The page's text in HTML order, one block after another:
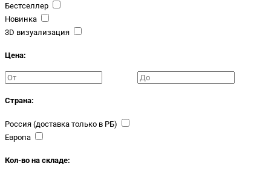
Бестселлер
Новинка
3D визуализация
Цена:
Страна:
Россия (доставка только в РБ)
Европа
Кол-во на складе: